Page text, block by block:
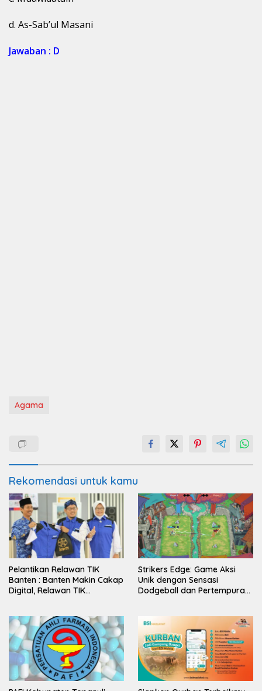
d. As-Sab’ul Masani
Jawaban : D
Agama
Rekomendasi untuk kamu
Pelantikan Relawan TIK
Banten : Banten Makin Cakap
Digital, Relawan TIK
Strikers Edge: Game Aksi
Unik dengan Sensasi
Dodgeball dan Pertempuran